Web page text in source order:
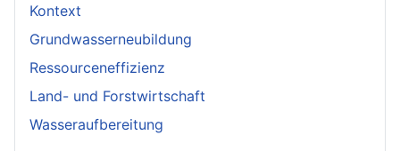
Kontext
Grundwasserneubildung
Ressourceneffizienz
Land- und Forstwirtschaft
Wasseraufbereitung